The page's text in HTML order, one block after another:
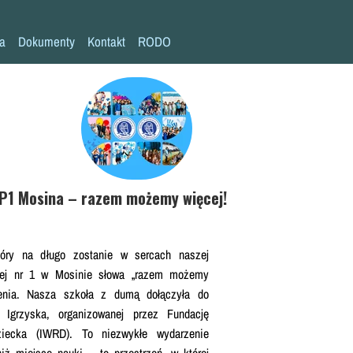
na długo zostanie w sercach naszej
nr 1 w Mosinie słowa „razem możemy
Nasza szkoła z dumą dołączyła do
organizowanej przez Fundację
(IWRD). To niezwykłe wydarzenie
Mosina – razem możemy więcej!
Dokumenty
Statut szkoły
Plan pracy szkoły
Wymagania edukacyjne
Program wychowawczo-profilaktyczny
Procedura bezpieczeństwa/Covid-19
Deklaracja dostępności
Standardy Ochrony Małoletnich
Kontakt RODO